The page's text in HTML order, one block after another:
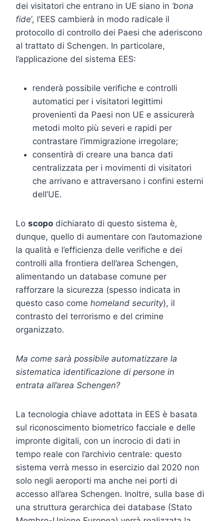
dei visitatori che entrano in UE siano in ‘bona
fide‘, l’EES cambierà in modo radicale il
protocollo di controllo dei Paesi che aderiscono
al trattato di Schengen. In particolare,
l’applicazione del sistema EES:
renderà possibile verifiche e controlli
automatici per i visitatori legittimi
provenienti da Paesi non UE e assicurerà
metodi molto più severi e rapidi per
contrastare l’immigrazione irregolare;
consentirà di creare una banca dati
centralizzata per i movimenti di visitatori
che arrivano e attraversano i confini esterni
dell’UE.
Lo scopo dichiarato di questo sistema è,
dunque, quello di aumentare con l’automazione
la qualità e l’efficienza delle verifiche e dei
controlli alla frontiera dell’area Schengen,
alimentando un database comune per
rafforzare la sicurezza (spesso indicata in
questo caso come homeland security), il
contrasto del terrorismo e del crimine
organizzato.
Ma come sarà possibile automatizzare la
sistematica identificazione di persone in
entrata all’area Schengen?
La tecnologia chiave adottata in EES è basata
sul riconoscimento biometrico facciale e delle
impronte digitali, con un incrocio di dati in
tempo reale con l’archivio centrale: questo
sistema verrà messo in esercizio dal 2020 non
solo negli aeroporti ma anche nei porti di
accesso all’area Schengen. Inoltre, sulla base di
una struttura gerarchica dei database (Stato